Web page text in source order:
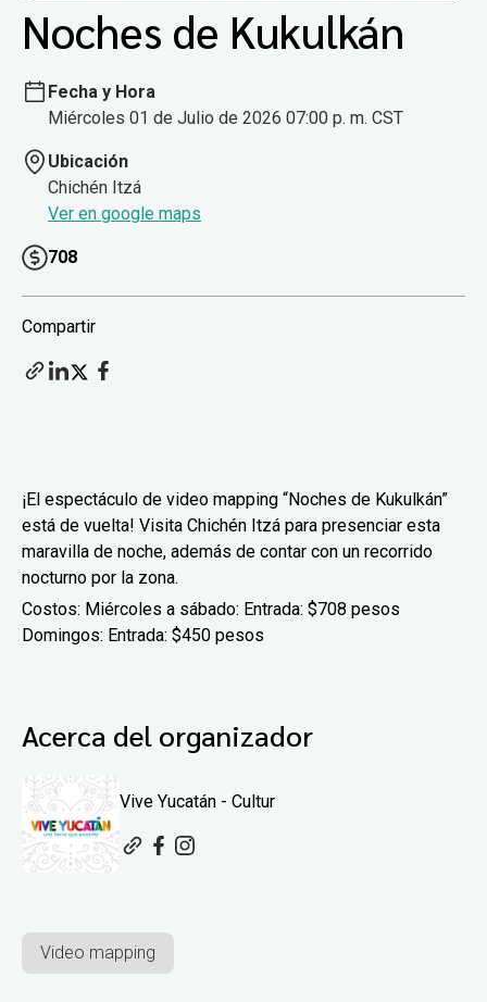
Noches de Kukulkán
Fecha y Hora
Miércoles 01 de Julio de 2026 07:00 p. m. CST
Ubicación
Chichén Itzá
Ver en google maps
708
Compartir
¡El espectáculo de video mapping “Noches de Kukulkán”
está de vuelta! Visita Chichén Itzá para presenciar esta
maravilla de noche, además de contar con un recorrido
nocturno por la zona.
Costos: Miércoles a sábado: Entrada: $708 pesos
Domingos: Entrada: $450 pesos
Acerca del organizador
Vive Yucatán - Cultur
Video mapping